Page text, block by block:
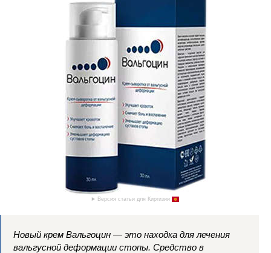
Версия статьи для Киргизии
Новый крем Вальгоцин — это находка для лечения
вальгусной деформации стопы. Средство в